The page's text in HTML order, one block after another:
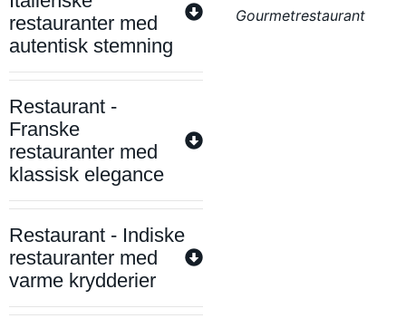
restauranter med
autentisk stemning
Restaurant -
Franske
restauranter med
klassisk elegance
Restaurant - Indiske
restauranter med
varme krydderier
Gourmetrestaurant